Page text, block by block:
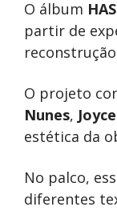
O álbum
partir de
O projeto
Nunes,
estética da
No palco,
diferentes